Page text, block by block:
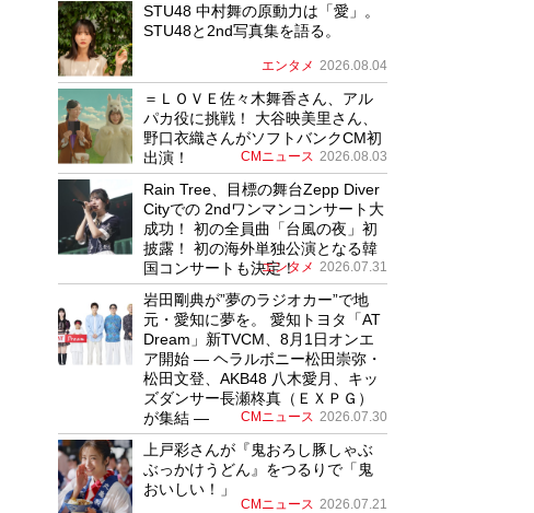
STU48 中村舞の原動力は「愛」。
STU48と2nd写真集を語る。
エンタメ 2026.08.04
＝ＬＯＶＥ佐々木舞香さん、アル
パカ役に挑戦！ 大谷映美里さん、
野口衣織さんがソフトバンクCM初
出演！
CMニュース 2026.08.03
Rain Tree、目標の舞台Zepp Diver
Cityでの 2ndワンマンコンサート大
成功！ 初の全員曲「台風の夜」初
披露！ 初の海外単独公演となる韓
国コンサートも決定！
エンタメ 2026.07.31
岩田剛典が”夢のラジオカー”で地
元・愛知に夢を。 愛知トヨタ「AT
Dream」新TVCM、8月1日オンエ
ア開始 ― ヘラルボニー松田崇弥・
松田文登、AKB48 八木愛月、キッ
ズダンサー長瀬柊真（ＥＸＰＧ）
が集結 ―
CMニュース 2026.07.30
上戸彩さんが『鬼おろし豚しゃぶ
ぶっかけうどん』をつるりで「鬼
おいしい！」
CMニュース 2026.07.21